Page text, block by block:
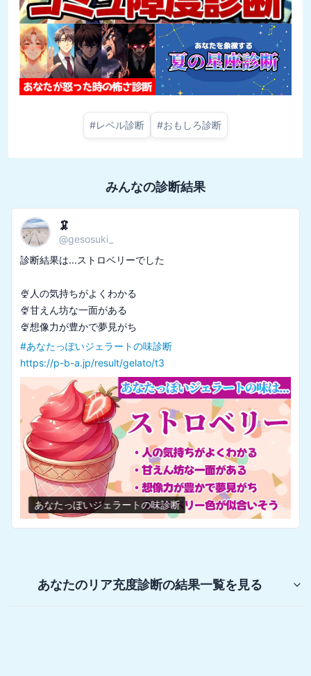
#レベル診断 #おもしろ診断
みんなの診断結果
🦑
@gesosuki_
診断結果は...ストロベリーでした
🍨人の気持ちがよくわかる
🍨甘えん坊な一面がある
#あなたっぽいジェラートの味診断
https://p-b-a.jp/result/gelato/t3
あなたっぽいジェラートの味診断
あなたのリア充度診断の結果一覧を見る